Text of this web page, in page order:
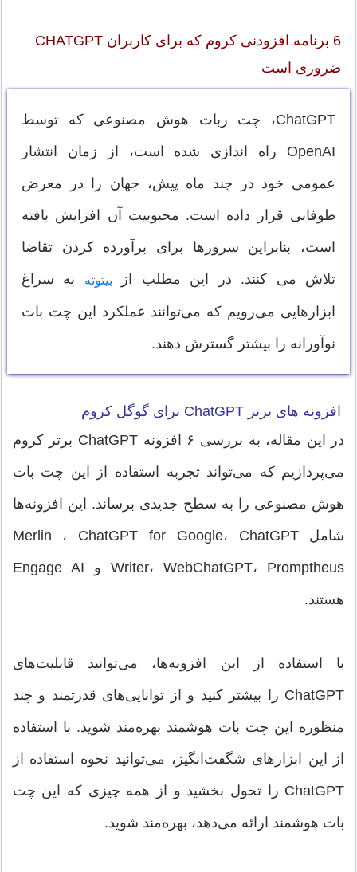
6 برنامه افزودنی کروم که برای کاربران CHATGPT
ضروری است
ChatGPT، چت ربات هوش مصنوعی که توسط
OpenAI راه اندازی شده است، از زمان انتشار
عمومی خود در چند ماه پیش، جهان را در معرض
طوفانی قرار داده است. محبوبیت آن افزایش یافته
است، بنابراین سرورها برای برآورده کردن تقاضا
تلاش می کنند. در این مطلب از
بیتوته به سراغ
ابزارهایی می‌رویم که می‌توانند عملکرد این چت بات
نوآورانه را بیشتر گسترش دهند.
افزونه های برتر ChatGPT برای گوگل کروم
در این مقاله، به بررسی ۶ افزونه ChatGPT برتر کروم
می‌پردازیم که می‌تواند تجربه استفاده از این چت بات
هوش مصنوعی را به سطح جدیدی برساند. این افزونه‌ها
شامل Merlin ، ChatGPT for Google، ChatGPT
Writer، WebChatGPT، Promptheus و Engage AI
هستند.
با استفاده از این افزونه‌ها، می‌توانید قابلیت‌های
ChatGPT را بیشتر کنید و از توانایی‌های قدرتمند و چند
منظوره این چت بات هوشمند بهره‌مند شوید. با استفاده
از این ابزارهای شگفت‌انگیز، می‌توانید نحوه استفاده از
ChatGPT را تحول بخشید و از همه چیزی که این چت
بات هوشمند ارائه می‌دهد، بهره‌مند شوید.